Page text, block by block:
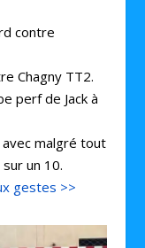
contre
Chagny TT2.
perf de Jack à
avec malgré tout
un 10.
gestes >>